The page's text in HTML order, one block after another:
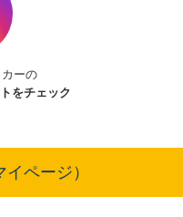
ーの
をチェック
ページ）